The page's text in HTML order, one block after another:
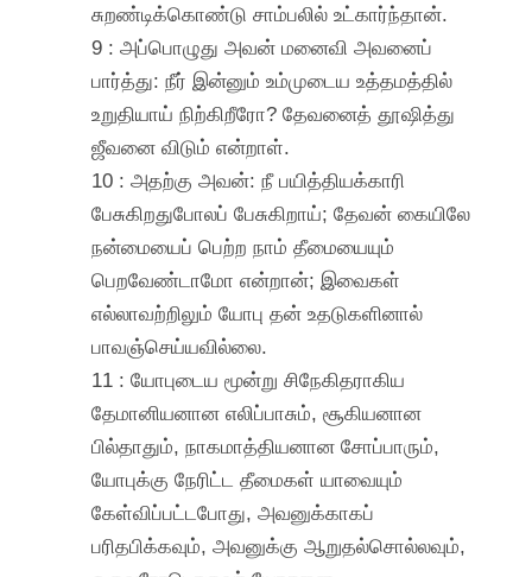
சுறண்டிக்கொண்டு சாம்பலில் உட்கார்ந்தான்.
9 : அப்பொழுது அவன் மனைவி அவனைப்
பார்த்து: நீர் இன்னும் உம்முடைய உத்தமத்தில்
உறுதியாய் நிற்கிறீரோ? தேவனைத் தூஷித்து
ஜீவனை விடும் என்றாள்.
10 : அதற்கு அவன்: நீ பயித்தியக்காரி
பேசுகிறதுபோலப் பேசுகிறாய்; தேவன் கையிலே
நன்மையைப் பெற்ற நாம் தீமையையும்
பெறவேண்டாமோ என்றான்; இவைகள்
எல்லாவற்றிலும் யோபு தன் உதடுகளினால்
பாவஞ்செய்யவில்லை.
11 : யோபுடைய மூன்று சிநேகிதராகிய
தேமானியனான எலிப்பாசும், சூகியனான
பில்தாதும், நாகமாத்தியனான சோப்பாரும்,
யோபுக்கு நேரிட்ட தீமைகள் யாவையும்
கேள்விப்பட்டபோது, அவனுக்காகப்
பரிதபிக்கவும், அவனுக்கு ஆறுதல்சொல்லவும்,